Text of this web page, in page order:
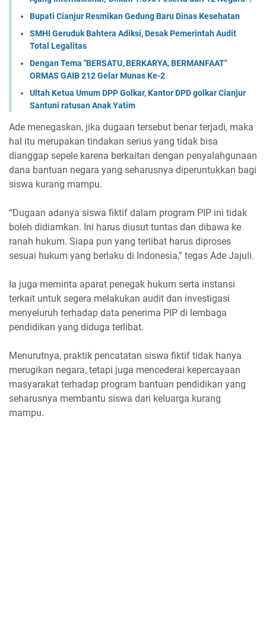
Bupati Cianjur Resmikan Gedung Baru Dinas Kesehatan
SMHI Geruduk Bahtera Adiksi, Desak Pemerintah Audit
Total Legalitas
Dengan Tema "BERSATU, BERKARYA, BERMANFAAT"
ORMAS GAIB 212 Gelar Munas Ke-2
Ultah Ketua Umum DPP Golkar, Kantor DPD golkar Cianjur
Santuni ratusan Anak Yatim
Ade menegaskan, jika dugaan tersebut benar terjadi, maka
hal itu merupakan tindakan serius yang tidak bisa
dianggap sepele karena berkaitan dengan penyalahgunaan
dana bantuan negara yang seharusnya diperuntukkan bagi
siswa kurang mampu.
“Dugaan adanya siswa fiktif dalam program PIP ini tidak
boleh didiamkan. Ini harus diusut tuntas dan dibawa ke
ranah hukum. Siapa pun yang terlibat harus diproses
sesuai hukum yang berlaku di Indonesia,” tegas Ade Jajuli.
Ia juga meminta aparat penegak hukum serta instansi
terkait untuk segera melakukan audit dan investigasi
menyeluruh terhadap data penerima PIP di lembaga
pendidikan yang diduga terlibat.
Menurutnya, praktik pencatatan siswa fiktif tidak hanya
merugikan negara, tetapi juga mencederai kepercayaan
masyarakat terhadap program bantuan pendidikan yang
seharusnya membantu siswa dari keluarga kurang
mampu.